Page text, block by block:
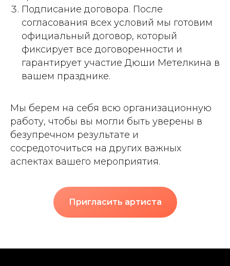
Подписание договора. После
согласования всех условий мы готовим
официальный договор, который
фиксирует все договоренности и
гарантирует участие Дюши Метелкина в
вашем празднике.
Мы берем на себя всю организационную
работу, чтобы вы могли быть уверены в
безупречном результате и
сосредоточиться на других важных
аспектах вашего мероприятия.
Пригласить артиста